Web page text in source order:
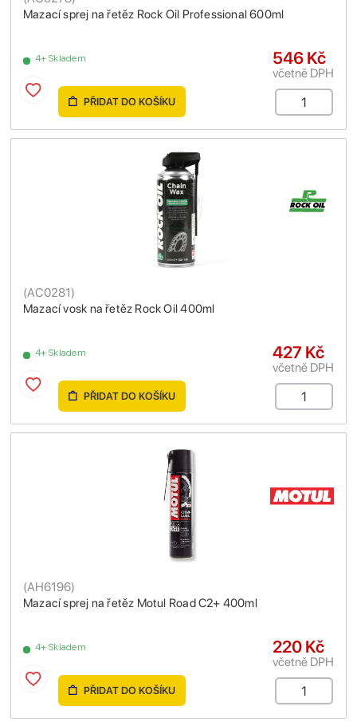
Mazací sprej na řetěz Rock Oil Professional 600ml
4+ Skladem 546 Kč
včetně DPH
PŘIDAT DO KOŠÍKU
Mazací vosk na řetěz Rock Oil 400ml
(AC0281)
4+ Skladem 427 Kč
včetně DPH
PŘIDAT DO KOŠÍKU
Mazací sprej na řetěz Motul Road C2+ 400ml
(AH6196)
4+ Skladem 220 Kč
včetně DPH
PŘIDAT DO KOŠÍKU